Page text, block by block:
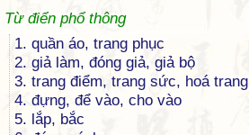
Từ điển phổ thông
1. quần áo, trang phục
2. giả làm, đóng giả, giả bộ
3. trang điểm, trang sức, hoá trang
4. đựng, để vào, cho vào
5. lắp, bắc